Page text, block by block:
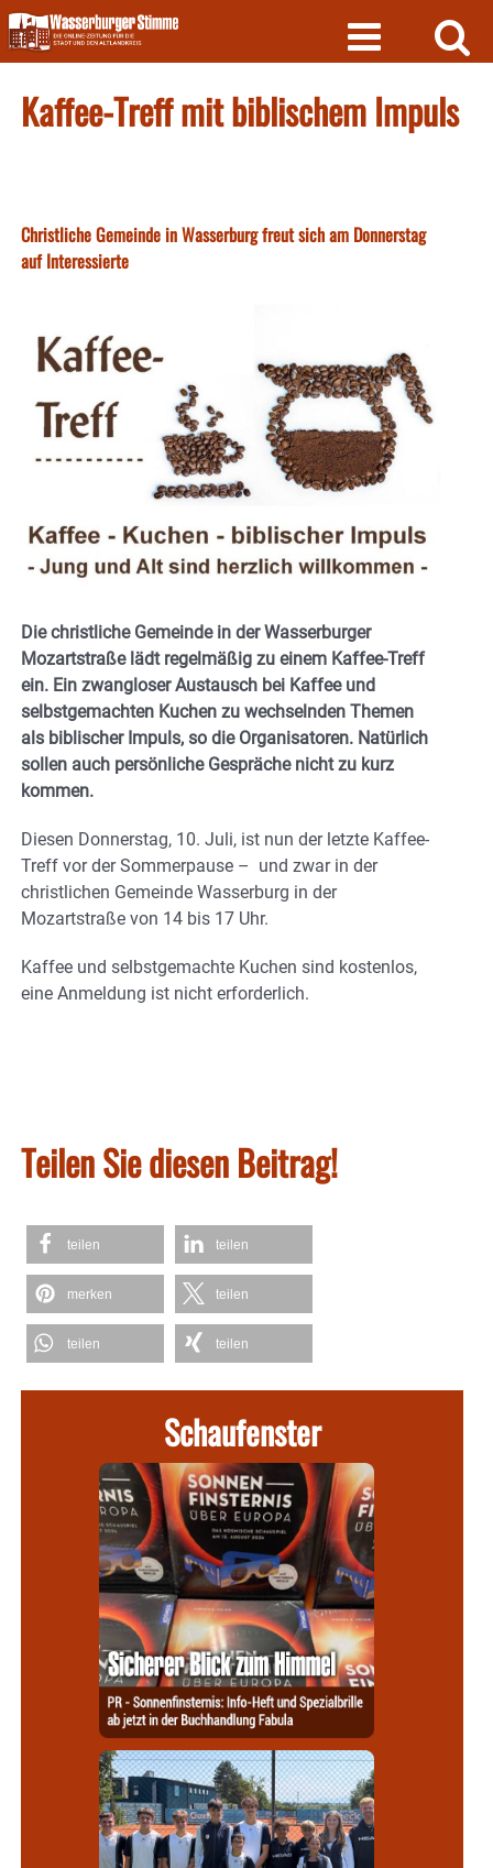
Skip
to
content
Kaffee-Treff mit biblischem Impuls
Christliche Gemeinde in Wasserburg freut sich am Donnerstag
auf Interessierte
Die christliche Gemeinde in der Wasserburger
Mozartstraße lädt regelmäßig zu einem Kaffee-Treff
ein. Ein zwangloser Austausch bei Kaffee und
selbstgemachten Kuchen zu wechselnden Themen
als biblischer Impuls, so die Organisatoren. Natürlich
sollen auch persönliche Gespräche nicht zu kurz
kommen.
Diesen Donnerstag, 10. Juli, ist nun der letzte Kaffee-
Treff vor der Sommerpause – und zwar in der
christlichen Gemeinde Wasserburg in der
Mozartstraße von 14 bis 17 Uhr.
Kaffee und selbstgemachte Kuchen sind kostenlos,
eine Anmeldung ist nicht erforderlich.
Teilen Sie diesen Beitrag!
teilen teilen
merken teilen
teilen teilen
Schaufenster